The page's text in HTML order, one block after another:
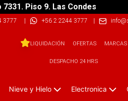
7331. Piso 9. Las Condes
3777 | +56 2 2244 3777 |
LIQUIDACIÓN OFERTAS MARCAS
DESPACHO 24 HRS
Nieve y Hielo Electronica